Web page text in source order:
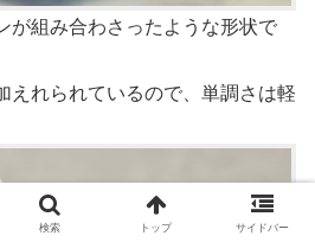
が組み合わさったような形状で
えれられているので、単調さは軽
検索 トップ サイドバー